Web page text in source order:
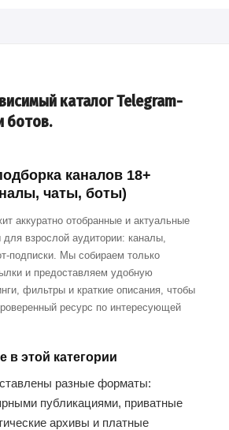
каталог Telegram-
ботов.
каналов 18+
чаты, боты)
аккуратно отобранные и актуальные
взрослой аудитории: каналы,
подписки. Мы собираем только
и предоставляем удобную
фильтры и краткие описания, чтобы
ресурс по интересующей
в этой категории
разные форматы:
публикациями, приватные
архивы и платные